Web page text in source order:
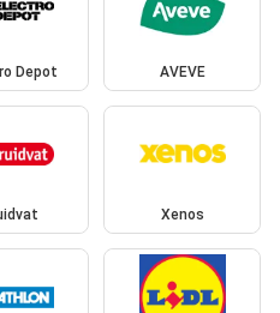
Depot AVEVE
Xenos